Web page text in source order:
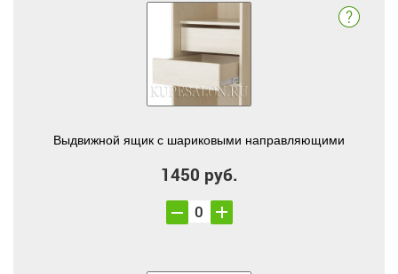
Выдвижной ящик с шариковыми направляющими
1450 руб.